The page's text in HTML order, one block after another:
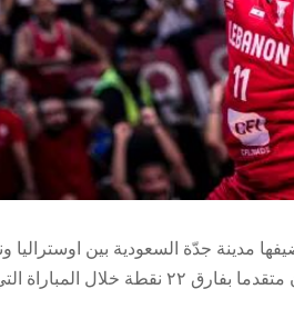
مدينة جدّة السعودية بين اوستراليا